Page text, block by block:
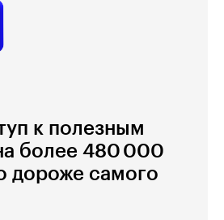
к полезным
более 480 000
дороже самого